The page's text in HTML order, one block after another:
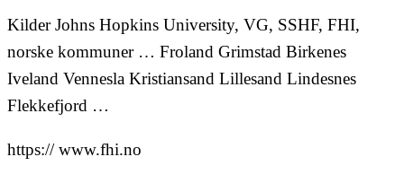
Kilder Johns Hopkins University, VG, SSHF, FHI,
norske kommuner … Froland Grimstad Birkenes
Iveland Vennesla Kristiansand Lillesand Lindesnes
Flekkefjord …
https:// www.fhi.no